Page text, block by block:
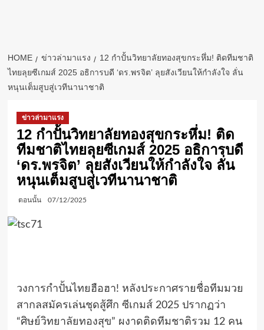
HOME ข่าวล่ามาแรง
12 กำปั้นวิทยาลัยทองสุขกระหึ่ม! ติดทีมชาติ
ไทยลุยซีเกมส์ 2025 อธิการบดี ‘ดร.พรจิต’ ลุยสังเวียนให้กำลังใจ ลั่น
หนุนเต็มสูบสู่เวทีนานาชาติ
ข่าวล่ามาแรง
12 กำปั้นวิทยาลัยทองสุขกระหึ่ม! ติด
ทีมชาติไทยลุยซีเกมส์ 2025 อธิการบดี
‘ดร.พรจิต’ ลุยสังเวียนให้กำลังใจ ลั่น
หนุนเต็มสูบสู่เวทีนานาชาติ
ตอนนั้น 07/12/2025
วงการกำปั้นไทยฮือฮา! หลังประกาศรายชื่อทีมมวย
สากลสมัครเล่นชุดสู้ศึก ซีเกมส์ 2025 ปรากฏว่า
“ศิษย์วิทยาลัยทองสุข” ผงาดติดทีมชาติรวม 12 คน